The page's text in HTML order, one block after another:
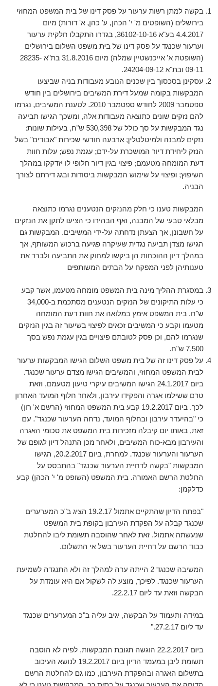
בקשה למתן רשות ערעור על פסק דינו של בית המשפט המחוזי
בירושלים (השופטים מ' י' הכהן, ע' כהן, א' דורות) מיום
4.4.2017 בע"א 36102-10-16, בגדרו התקבלו חלקית ערעור
וערעור שכנגד על פסק דינו של בית משפט השלום בירושלים
(השופטת א' אייכנשטיין שמלה) מיום 31.8.2016 בת"א 28235-
09-11 ובת"א 24204-09-12.
עסקינן בסכסוך בין שכנים הנובע מעבודות בניה שביצעו
המבקשות בקומה שמעל דירת המשיבים בירושלים בין חודש
ספטמבר 2009 לחודש ספטמבר 2010. לטענת המשיבים, נגרמו
להם נזקים שונים כתוצאה מעבודות אלה, ומשכך הגישו תביעה
נגד המבקשות על סך כולל של 530,398 ש"ח, בעילות שונות:
נזקים למבנה ולמיטלטלין; ארבעה חודשי שכירות "אבודים" בשל
הנזק ליחידת דיור המושכרת על-ידם; עגמת נפש; עלות חוות
דעת המומחה מטעמם; פיצוי בגין דיור חלופי לו יזדקקו במהלך
השיפוץ; ופיצוי על שימוש המבקשות ביסודות ובגג דירתם לצורך
הבניה.
המבקשות טענו כי חלק מהנזקים הנטענים נגרמו כתוצאה
מבלאי טבעי של המבנה, ואף הבהירו כי הציעו לתקן את הנזקים
על חשבונן, אך הצעתן נדחתה על-ידי המשיבים. המבקשות גם
הגישו מצדן תביעה נגדית שעיקרה פגיעה ברכוש המשותף, אך
במהלך דיון ההוכחות הן ביקשו למחוק את התביעה ולברר את
טענותיהן לפני המפקח על הבתים המשותפים
במסגרת ההליך מינה בית המשפט מומחה מטעמו, אשר קבע
כי עלות התיקונים של הנזקים הנטענים מסתכמת ב-34,000
ש"ח. בית המשפט אימץ במלואה את חוות דעת המומחה
מטעמו וקבע כי המשיבים זכאים לפיצוי בשיעור זה בגין הנזקים
שנגרמו להם, וכן פסק לטובתם פיצויים בגין עגמת נפש בסך
7,500 ש"ח.
על פסק דינו זה של בית משפט השלום הגישו המבקשות ערעור
לבית המשפט המחוזי, והמשיבים הגישו מצדם ערעור שכנגד.
ביום 24.1.2017 הגישו המשיבים עיקרי טיעון מטעמם, וזאת
טרם ששילמו אגרה והפקידו עירבון, ולאחר חלוף המועד האחרון
לכך. ביום 19.2.2017 קבע בית המשפט המחוזי (הרשם א' רון)
כי "בהיעדר עירבון ובחלוף המועד, נדחה הערעור שכנגד". עם
זאת, באותו יום קיבלה מזכירות בית המשפט את סכומי האגרה
והעירבון מבא-כוח המשיבים, ולאחר מכן התנהל דיון לגופם של
הערעור והערעור שכנגד. למחרת, ביום 20.2.2017, הגישו
המבקשות "בקשה לדחיית הערעור שכנגד" בהתבסס על
החלטת הרשם האמורה. בית המשפט (השופט מ' י' הכהן) קבע
כדלקמן:
"בפתח הדיון שהתקיים אתמול 19.2.17 הציג ב"כ המערערים
שכנגד קבלה על הפקדת העירבון בקופת בית המשפט
שנעשתה אתמול. זאת לאחר שהוסבה תשומת ליבו להחלטת
כבוד הרשם על דחיית הערעור בשל אי התשלום.
המשיבה שכנגד 2 הייתה ערה למהלך זה ולא התנגדה לשמיעת
הערעור שכנגד. לפיכך, מוצע לה לשקול אם היא עומדת על
הבקשה וזאת עד ליום 22.2.17.
במידה ותעמוד על הבקשה, יגיב עליה ב"כ המערערים שכנגד
עד ליום 27.2.17."
ביום 22.2.2017 הוגשה תגובת המבקשות, לפיה לא הוסבה
תשומת ליבן במעמד הדיון ביום 19.2.2017 לנושא העיכוב
בתשלום האגרה ובהפקדת העירבון, כמו גם להחלטת הרשם